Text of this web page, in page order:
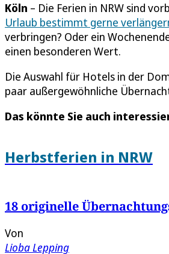
Köln – Die Ferien in NRW sind
Urlaub bestimmt gerne
verbringen? Oder ein
einen besonderen Wert.
Die Auswahl für Hotels in der
paar außergewöhnliche
Das könnte Sie auch
Herbstferien in NRW
18 originelle
Von
Lioba Lepping